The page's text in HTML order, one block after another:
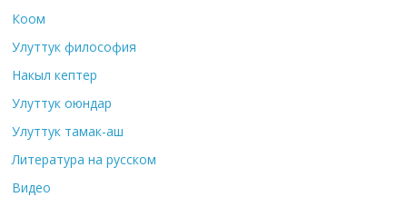
Коом
Улуттук философия
Накыл кептер
Улуттук оюндар
Улуттук тамак-аш
Литература на русском
Видео